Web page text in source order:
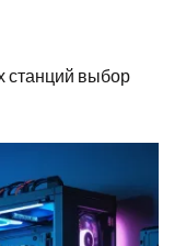
станций выбор